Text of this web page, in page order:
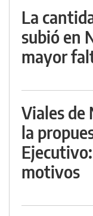
La
subió en
mayor
Viales de
la
motivos